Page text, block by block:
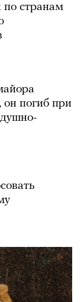
по странам
погиб при